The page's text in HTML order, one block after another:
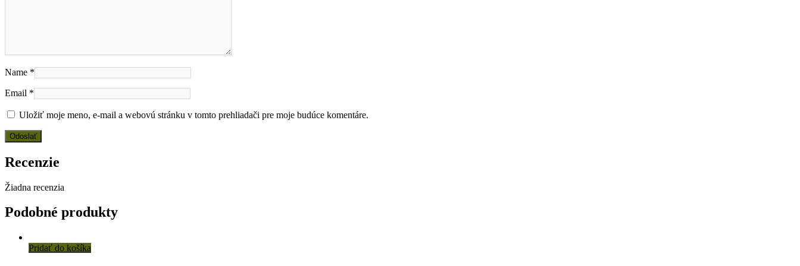
Name *
Email *
Uložiť moje meno, e-mail a webovú stránku v tomto prehliadači pre moje budúce komentáre.
Recenzie
Žiadna recenzia
Podobné produkty
Pridať do košíka